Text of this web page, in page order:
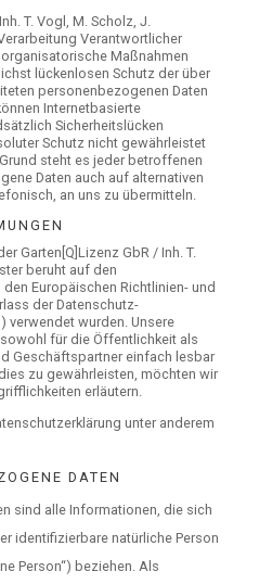
T. Vogl, M. Scholz, J.
Verantwortlicher
Maßnahmen
lückenlosen Schutz der über
personenbezogenen Daten
Internetbasierte
Sicherheitslücken
Schutz nicht gewährleistet
steht es jeder betroffenen
Daten auch auf alternativen
an uns zu übermitteln.
Garten[Q]Lizenz GbR / Inh. T.
beruht auf den
Europäischen Richtlinien- und
der Datenschutz-
verwendet wurden. Unsere
für die Öffentlichkeit als
Geschäftspartner einfach lesbar
zu gewährleisten, möchten wir
erläutern.
unter anderem
DATEN
sind alle Informationen, die sich
identifizierbare natürliche Person
Person“) beziehen. Als